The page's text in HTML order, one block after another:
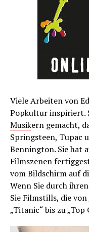
Viele Arbeiten von
Popkultur inspiriert.
Musikern gemacht,
Springsteen, Tupac
Bennington. Sie hat
Filmszenen
vom Bildschirm auf
Wenn Sie durch
Sie Filmstills, die von
„Titanic“ bis zu